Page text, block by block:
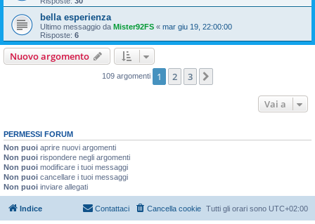
bella esperienza
Ultimo messaggio da Mister92FS « mar giu 19, 22:00:00
Risposte: 6
Nuovo argomento
109 argomenti 1 2 3
Vai a
PERMESSI FORUM
Non puoi aprire nuovi argomenti
Non puoi rispondere negli argomenti
Non puoi modificare i tuoi messaggi
Non puoi cancellare i tuoi messaggi
Non puoi inviare allegati
Indice Tutti gli orari sono UTC+02:00
Cancella cookie
Contattaci